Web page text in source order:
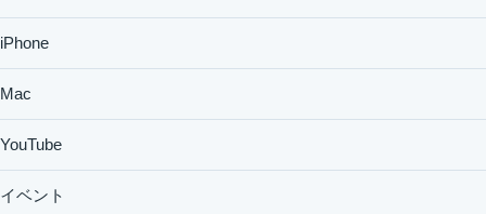
iPhone
Mac
YouTube
イベント